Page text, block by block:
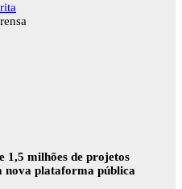
1,5 milhões de projetos
nova plataforma pública